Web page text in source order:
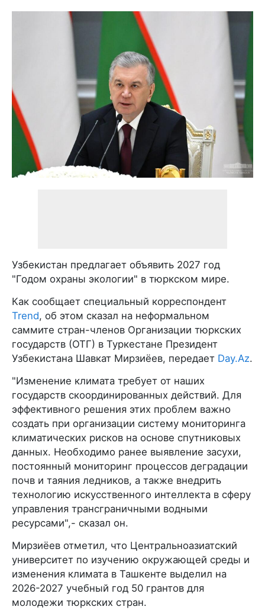
Узбекистан предлагает объявить 2027 год
"Годом охраны экологии" в тюркском мире.
Как сообщает специальный корреспондент
Trend, об этом сказал на неформальном
саммите стран-членов Организации тюркских
государств (ОТГ) в Туркестане Президент
Узбекистана Шавкат Мирзиёев, передает Day.Az.
"Изменение климата требует от наших
государств скоординированных действий. Для
эффективного решения этих проблем важно
создать при организации систему мониторинга
климатических рисков на основе спутниковых
данных. Необходимо ранее выявление засухи,
постоянный мониторинг процессов деградации
почв и таяния ледников, а также внедрить
технологию искусственного интеллекта в сферу
управления трансграничными водными
ресурсами",- сказал он.
Мирзиёев отметил, что Центральноазиатский
университет по изучению окружающей среды и
изменения климата в Ташкенте выделил на
2026-2027 учебный год 50 грантов для
молодежи тюркских стран.